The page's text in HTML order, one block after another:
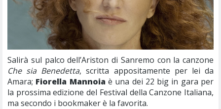
Salirà sul palco dell’Ariston di Sanremo con la canzone
Che sia Benedetta, scritta appositamente per lei da
Amara; Fiorella Mannoiaè una dei 22 big in gara per
la prossima edizione del Festival della Canzone Italiana,
ma secondo i bookmaker è la favorita.